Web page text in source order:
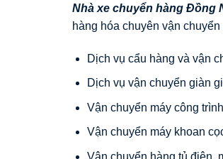
Nhà xe chuyển hàng Đồng
hàng hóa chuyên vận
Dịch vụ cẩu hàng và vận
Dịch vụ vận chuyển giàn
Vận chuyển máy công
Vận chuyển máy khoan
Vận chuyển hàng tủ điện,